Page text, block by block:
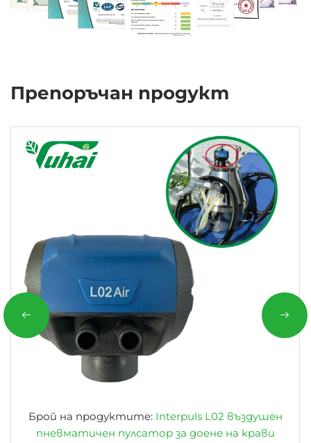
Препоръчан продукт
Брой на продуктите:Interpuls L02 въздушен
пневматичен пулсатор за доене на крави